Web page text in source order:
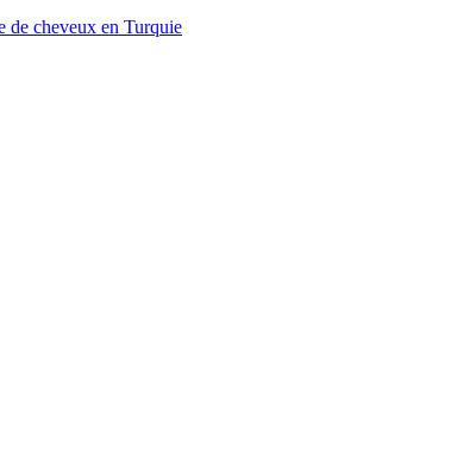
de cheveux en Turquie